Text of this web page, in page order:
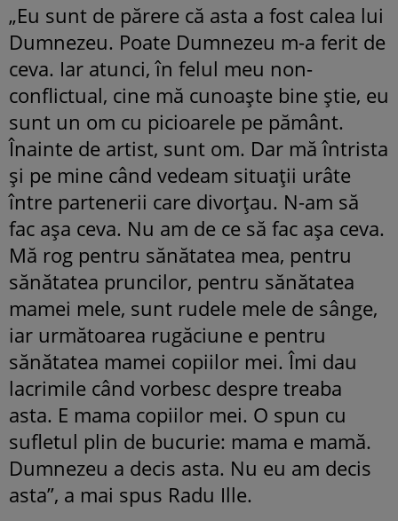
„Eu sunt de părere că asta a fost calea lui
Dumnezeu. Poate Dumnezeu m-a ferit de
ceva. Iar atunci, în felul meu non-
conflictual, cine mă cunoaște bine știe, eu
sunt un om cu picioarele pe pământ.
Înainte de artist, sunt om. Dar mă întrista
și pe mine când vedeam situații urâte
între partenerii care divorțau. N-am să
fac așa ceva. Nu am de ce să fac așa ceva.
Mă rog pentru sănătatea mea, pentru
sănătatea pruncilor, pentru sănătatea
mamei mele, sunt rudele mele de sânge,
iar următoarea rugăciune e pentru
sănătatea mamei copiilor mei. Îmi dau
lacrimile când vorbesc despre treaba
asta. E mama copiilor mei. O spun cu
sufletul plin de bucurie: mama e mamă.
Dumnezeu a decis asta. Nu eu am decis
asta”, a mai spus Radu Ille.